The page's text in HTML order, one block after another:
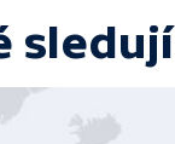
sledují